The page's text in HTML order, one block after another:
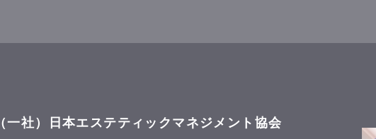
（一社）日本エステティックマネジメント協会